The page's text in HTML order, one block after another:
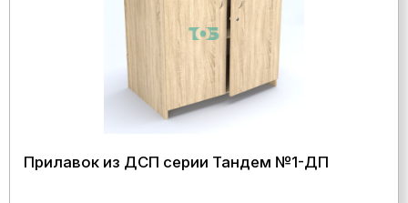
Прилавок из ДСП серии Тандем №1-ДП